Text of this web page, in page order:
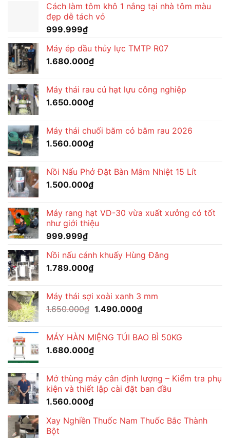
Cách làm tôm khô 1 nắng tại nhà tôm màu
đẹp dễ tách vỏ
999.999₫
Máy ép dầu thủy lực TMTP R07
1.680.000₫
Máy thái rau củ hạt lựu công nghiệp
1.650.000₫
Máy thái chuối băm cỏ băm rau 2026
1.560.000₫
Nồi Nấu Phở Đặt Bàn Mâm Nhiệt 15 Lít
1.500.000₫
Máy rang hạt VD-30 vừa xuất xưởng có tốt
như giới thiệu
999.999₫
Nồi nấu cánh khuấy Hùng Đăng
1.789.000₫
Máy thái sợi xoài xanh 3 mm
1.650.000₫ Giá
là:
1.650.000₫.
1.490.000₫Giá
là:
MÁY HÀN MIỆNG TÚI BAO BÌ 50KG
1.680.000₫
Mở thùng máy cân định lượng – Kiểm tra phụ
kiện và thiết lập cài đặt ban đầu
1.560.000₫
Xay Nghiền Thuốc Nam Thuốc Bắc Thành
Bột